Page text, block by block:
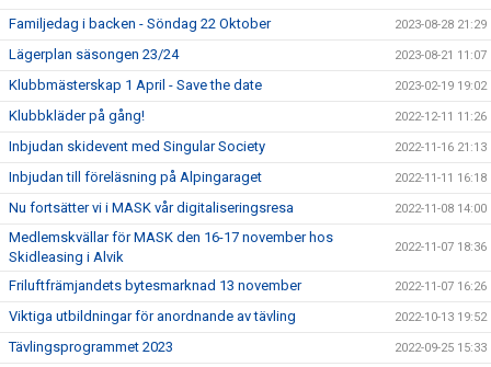
Familjedag i backen - Söndag 22 Oktober 2023-08-28 21:29
Lägerplan säsongen 23/24 2023-08-21 11:07
Klubbmästerskap 1 April - Save the date 2023-02-19 19:02
Klubbkläder på gång! 2022-12-11 11:26
Inbjudan skidevent med Singular Society 2022-11-16 21:13
Inbjudan till föreläsning på Alpingaraget 2022-11-11 16:18
Nu fortsätter vi i MASK vår digitaliseringsresa 2022-11-08 14:00
Medlemskvällar för MASK den 16-17 november hos
Skidleasing i Alvik
2022-11-07 18:36
Friluftfrämjandets bytesmarknad 13 november 2022-11-07 16:26
Viktiga utbildningar för anordnande av tävling 2022-10-13 19:52
Tävlingsprogrammet 2023 2022-09-25 15:33